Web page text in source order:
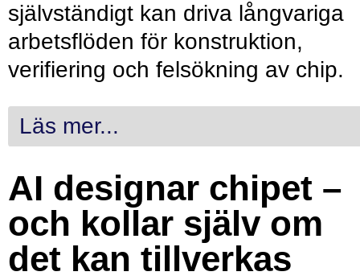
självständigt kan driva långvariga
arbetsflöden för konstruktion,
verifiering och felsökning av chip.
Läs mer...
AI designar chipet –
och kollar själv om
det kan tillverkas